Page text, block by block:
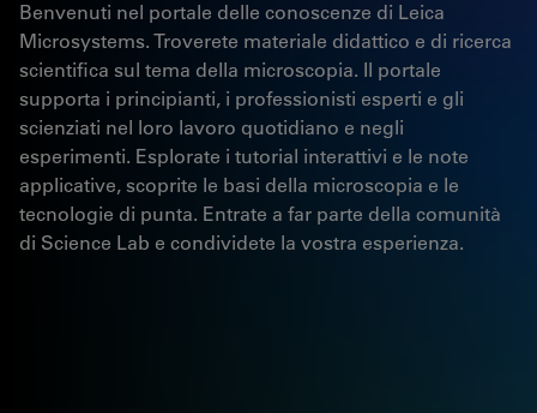
Benvenuti nel portale delle conoscenze di Leica
Microsystems. Troverete materiale didattico e di ricerca
scientifica sul tema della microscopia. Il portale
supporta i principianti, i professionisti esperti e gli
scienziati nel loro lavoro quotidiano e negli
esperimenti. Esplorate i tutorial interattivi e le note
applicative, scoprite le basi della microscopia e le
tecnologie di punta. Entrate a far parte della comunità
di Science Lab e condividete la vostra esperienza.